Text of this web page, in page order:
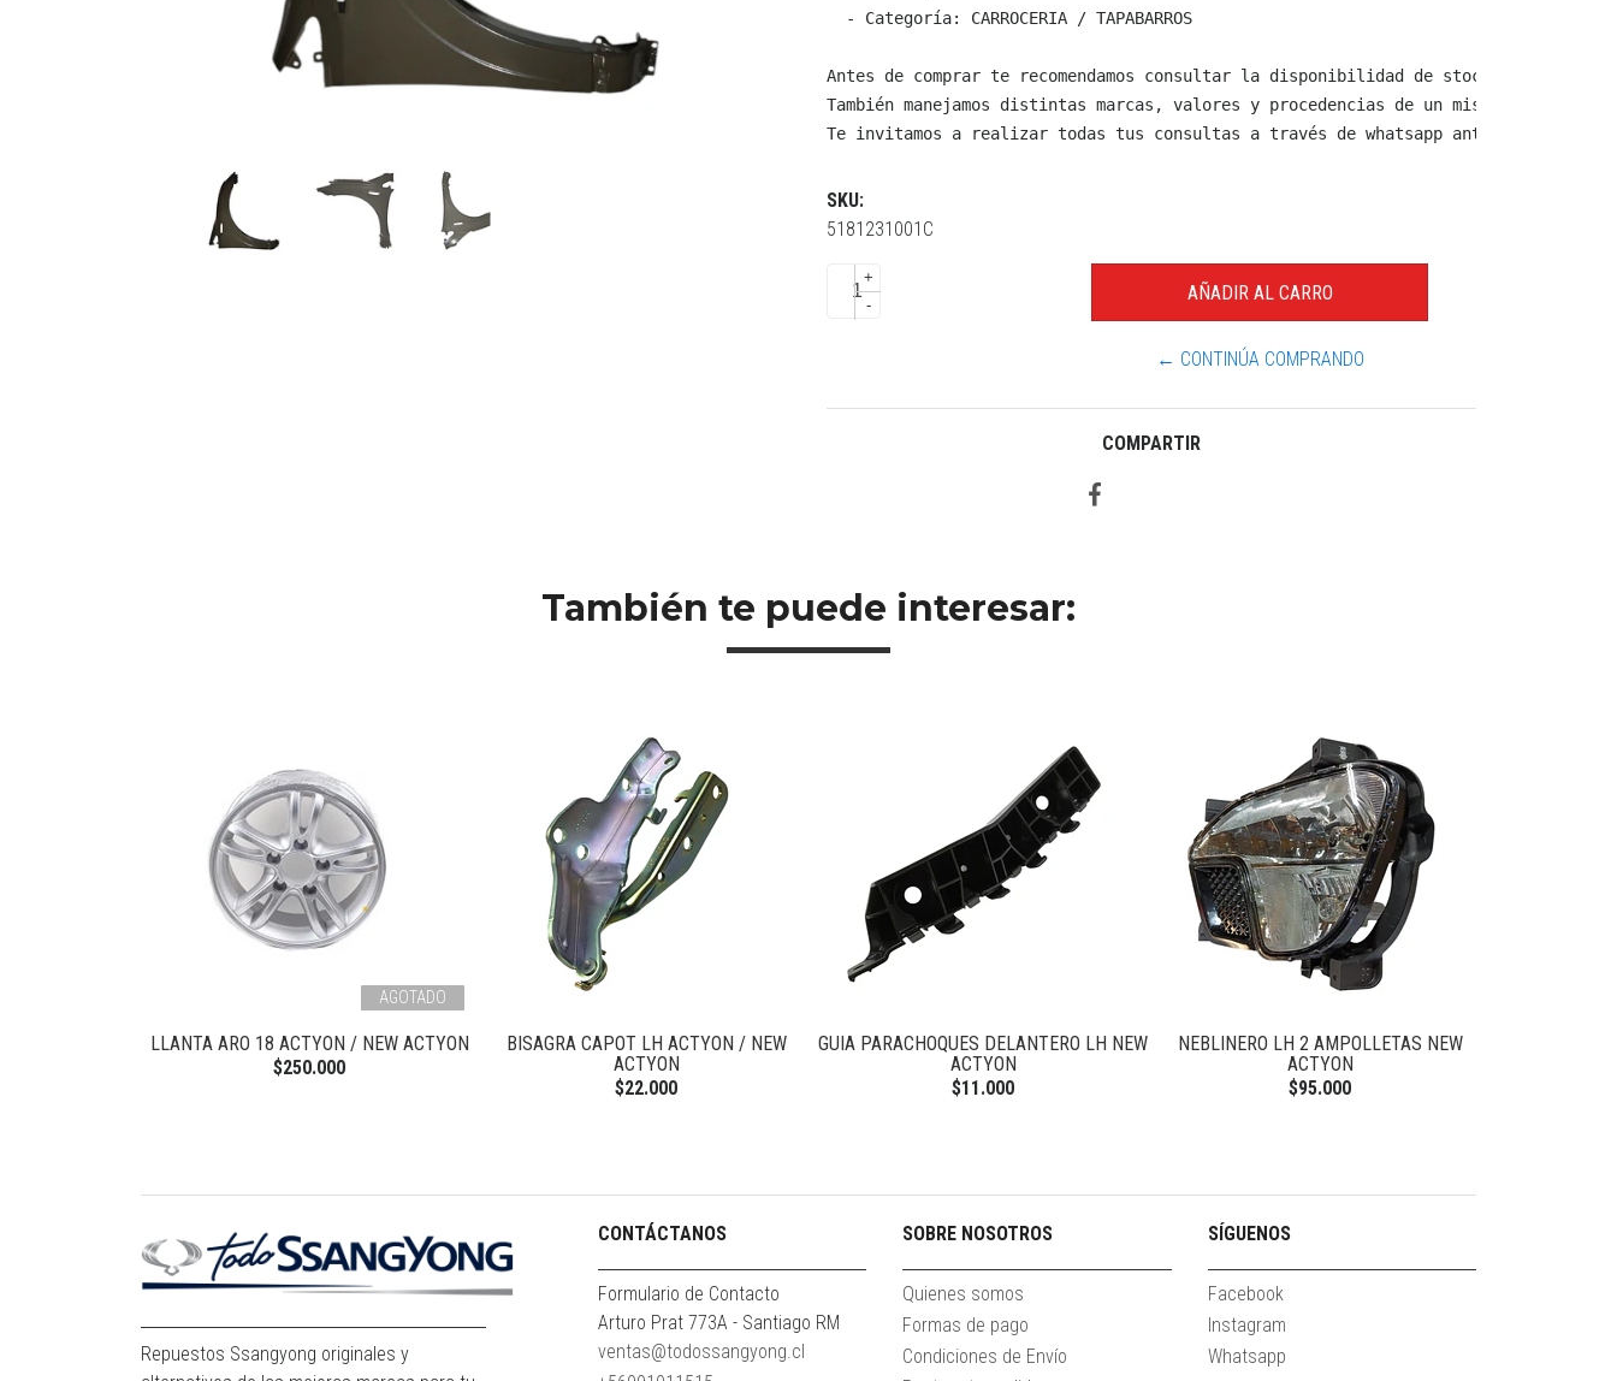
  - Categoría: CARROCERIA / TAPABARROS
Antes de comprar te recomendamos consultar la disponibilidad de stock y
También manejamos distintas marcas, valores y procedencias de un mismo producto.
Te invitamos a realizar todas tus consultas a través de whatsapp antes de
SKU:
5181231001C
+
-
← CONTINÚA COMPRANDO
COMPARTIR
También te puede interesar:
AGOTADO
LLANTA ARO 18 ACTYON / NEW ACTYON
$250.000
BISAGRA CAPOT LH ACTYON / NEW
ACTYON
$22.000
GUIA PARACHOQUES DELANTERO LH NEW
ACTYON
$11.000
NEBLINERO LH 2 AMPOLLETAS NEW
ACTYON
$95.000
Repuestos Ssangyong originales y
CONTÁCTANOS
Formulario de Contacto
Arturo Prat 773A - Santiago RM
ventas@todossangyong.cl
SOBRE NOSOTROS
Quienes somos
Formas de pago
Condiciones de Envío
SÍGUENOS
Facebook
Instagram
Whatsapp